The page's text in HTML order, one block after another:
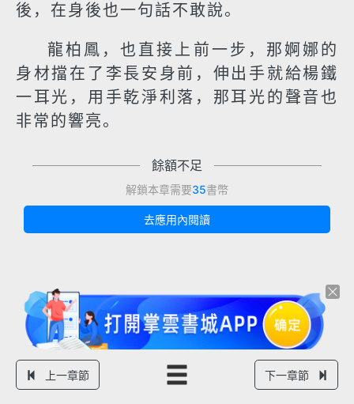
後，在身後也一句話不敢說。
龍柏鳳，也直接上前一步，那婀娜的
身材擋在了李長安身前，伸出手就給楊鐵
一耳光，用手乾淨利落，那耳光的聲音也
非常的響亮。
餘額不足
解鎖本章需要35書幣
去應用內閱讀
上一章節 下一章節